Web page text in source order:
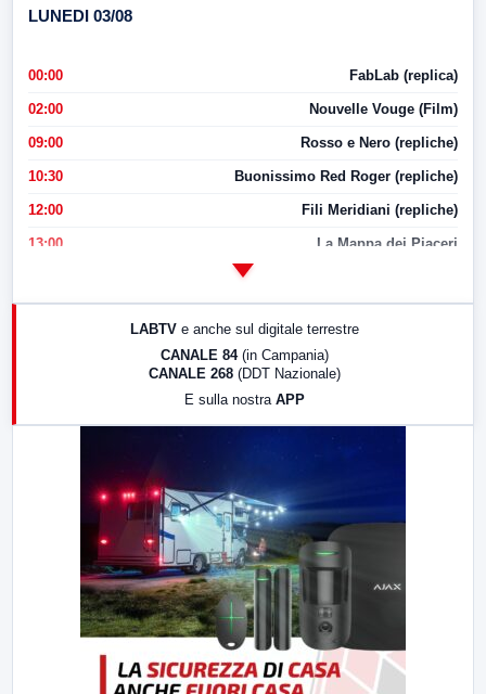
LUNEDI 03/08
00:00 FabLab (replica)
02:00 Nouvelle Vouge (Film)
09:00 Rosso e Nero (repliche)
10:30 Buonissimo Red Roger (repliche)
12:00 Fili Meridiani (repliche)
13:00 La Mappa dei Piaceri
LABTV e anche sul digitale terrestre
CANALE 84 (in Campania)
CANALE 268 (DDT Nazionale)
E sulla nostra APP